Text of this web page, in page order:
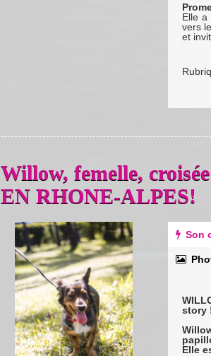
Elle
vers
et
Willow, femelle,
EN RHONE-ALPES!
Previous Son
story
Elle